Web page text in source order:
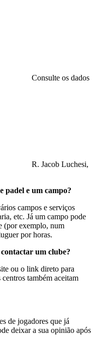
Consulte os dados
R. Jacob Luchesi,
padel e um campo?
campos e serviços
etc. Já um campo pode
(por exemplo, num
por horas.
um clube?
ou o link direto para
também aceitam
de jogadores que já
deixar a sua opinião após